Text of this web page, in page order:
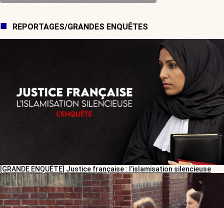
REPORTAGES/GRANDES ENQUÊTES
[GRANDE ENQUÊTE] Justice française : l’islamisation silencieuse